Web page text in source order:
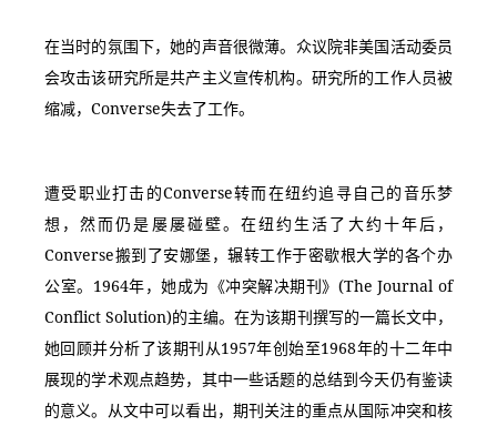
在当时的氛围下，她的声音很微薄。众议院非美国活动委员
会攻击该研究所是共产主义宣传机构。研究所的工作人员被
缩减，Converse失去了工作。
遭受职业打击的Converse转而在纽约追寻自己的音乐梦
想，然而仍是屡屡碰壁。在纽约生活了大约十年后，
Converse搬到了安娜堡，辗转工作于密歇根大学的各个办
公室。1964年，她成为《冲突解决期刊》(The Journal of
Conflict Solution)的主编。在为该期刊撰写的一篇长文中，
她回顾并分析了该期刊从1957年创始至1968年的十二年中
展现的学术观点趋势，其中一些话题的总结到今天仍有鉴读
的意义。从文中可以看出，期刊关注的重点从国际冲突和核